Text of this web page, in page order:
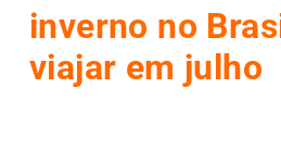
inverno no
viajar em julho